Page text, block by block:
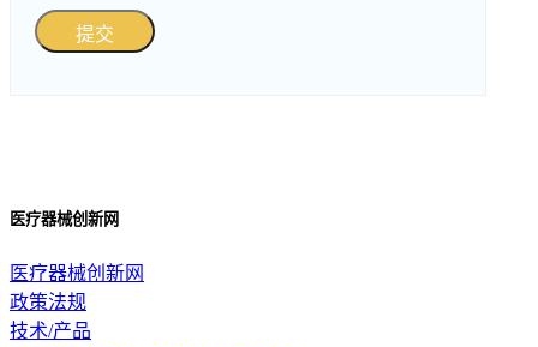
提交
医疗器械创新网
医疗器械创新网
政策法规
技术/产品